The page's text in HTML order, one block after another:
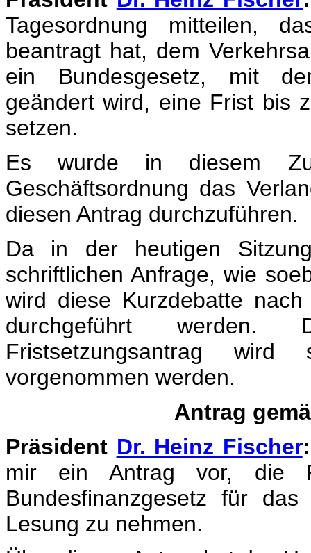
Tagesordnung mitteilen,
beantragt hat, dem
ein Bundesgesetz, mit
geändert wird, eine Frist bis
setzen.
Es wurde in diesem
Geschäftsordnung das
diesen Antrag durchzuführen.
Da in der heutigen
schriftlichen Anfrage, wie
wird diese Kurzdebatte
durchgeführt
Fristsetzungsantrag
vorgenommen werden.
Antrag
Präsident Dr. Heinz Fischer:
mir ein Antrag vor, die
Bundesfinanzgesetz für
Lesung zu nehmen.